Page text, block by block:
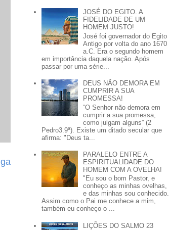
JOSÉ DO EGITO. A
FIDELIDADE DE UM
HOMEM JUSTO!
José foi governador do Egito
Antigo por volta do ano 1670
a.C. Era o segundo homem
em importância daquela nação. Após
passar por uma série...
DEUS NÃO DEMORA EM
CUMPRIR A SUA
PROMESSA!
“O Senhor não demora em
cumprir a sua promessa,
como julgam alguns” (2
Pedro3.9ª). Existe um ditado secular que
afirma: "Deus ta...
PARALELO ENTRE A
ESPIRITUALIDADE DO
HOMEM COM A OVELHA!
"Eu sou o bom Pastor, e
conheço as minhas ovelhas,
e das minhas sou conhecido.
Assim como o Pai me conhece a mim,
também eu conheço o ...
LIÇÕES DO SALMO 23